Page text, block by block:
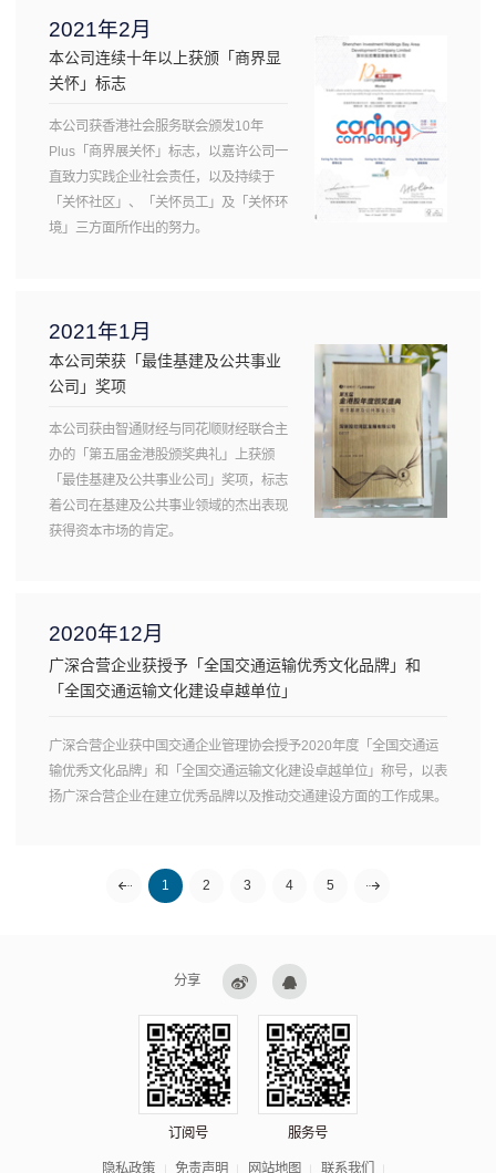
2021年2月
本公司连续十年以上获颁「商界显
关怀」标志
本公司获香港社会服务联会颁发10年
Plus「商界展关怀」标志，以嘉许公司一
直致力实践企业社会责任，以及持续于
「关怀社区」、「关怀员工」及「关怀环
境」三方面所作出的努力。
2021年1月
本公司荣获「最佳基建及公共事业
公司」奖项
本公司获由智通财经与同花顺财经联合主
办的「第五届金港股颁奖典礼」上获颁
「最佳基建及公共事业公司」奖项，标志
着公司在基建及公共事业领域的杰出表现
获得资本市场的肯定。
2020年12月
广深合营企业获授予「全国交通运输优秀文化品牌」和
「全国交通运输文化建设卓越单位」
广深合营企业获中国交通企业管理协会授予2020年度「全国交通运
输优秀文化品牌」和「全国交通运输文化建设卓越单位」称号，以表
扬广深合营企业在建立优秀品牌以及推动交通建设方面的工作成果。
1 2 3 4 5
下一页
分享
订阅号 服务号
隐私政策 免责声明 网站地图 联系我们